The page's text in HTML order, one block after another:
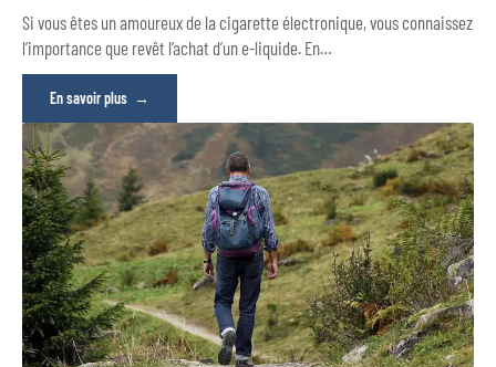
Si vous êtes un amoureux de la cigarette électronique, vous connaissez
l’importance que revêt l’achat d’un e-liquide. En…
En savoir plus